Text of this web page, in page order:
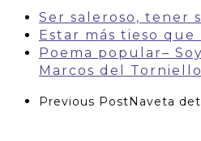
Ser saleroso, tener
Estar más tieso que
Poema popular–
Marcos del Torniello
Previous PostNaveta